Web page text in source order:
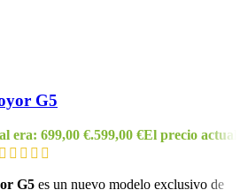
G5
era: 699,00 €.599,00 €El precio actual
G5 es un nuevo modelo exclusivo de